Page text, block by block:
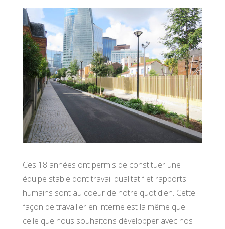
Ces 18 années ont permis de constituer une
équipe stable dont travail qualitatif et rapports
humains sont au coeur de notre quotidien. Cette
façon de travailler en interne est la même que
celle que nous souhaitons développer avec nos